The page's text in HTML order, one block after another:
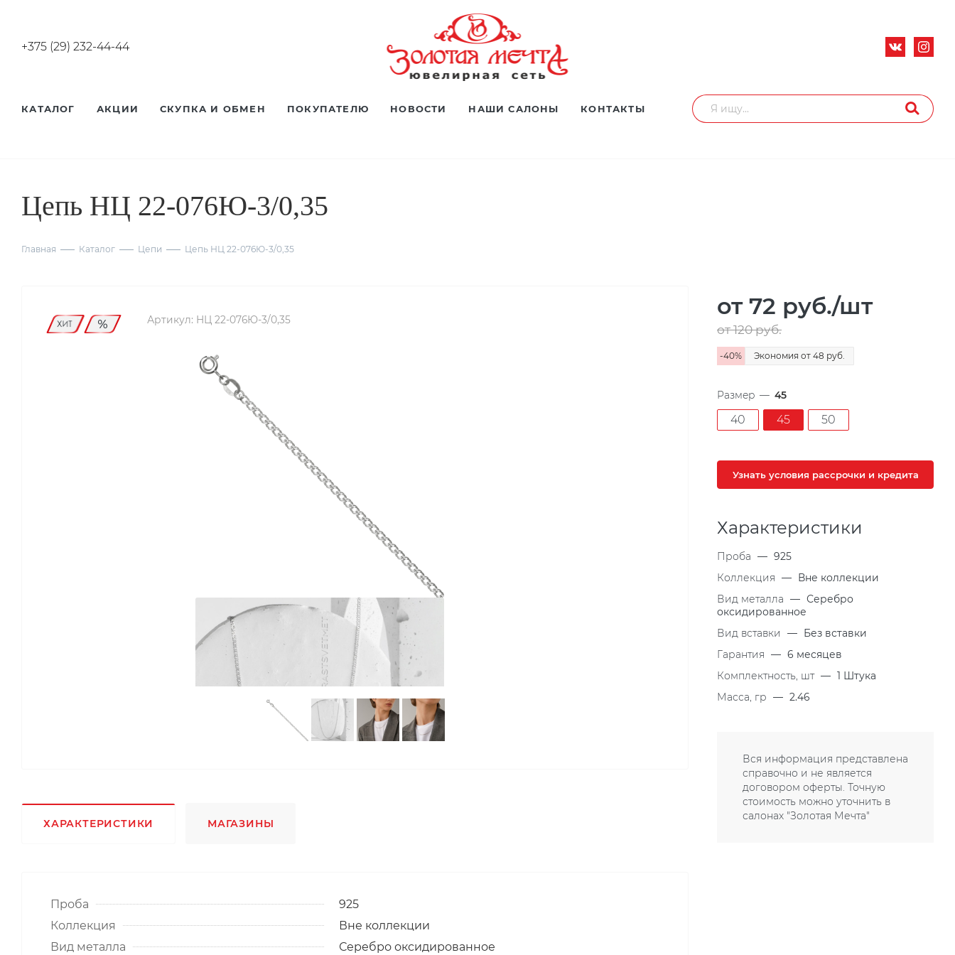
+375 (29) 232-44-44
КАТАЛОГ АКЦИИ СКУПКА И ОБМЕН ПОКУПАТЕЛЮ НОВОСТИ НАШИ САЛОНЫ КОНТАКТЫ
Цепь НЦ 22-076Ю-3/0,35
Главная Каталог Цепи Цепь НЦ 22-076Ю-3/0,35
Артикул: НЦ 22-076Ю-3/0,35
ХАРАКТЕРИСТИКИ МАГАЗИНЫ
Проба
925
Коллекция
Вне коллекции
Вид металла
Серебро оксидированное
от 72 руб./шт
от 120руб.
-40% Экономия от 48 руб.
Размер — 45
40 45 50
Узнать условия рассрочки и кредита
Характеристики
Проба — 925
Коллекция — Вне коллекции
Вид металла — Серебро
оксидированное
Вид вставки
— Без вставки
Гарантия — 6 месяцев
Комплектность, шт — 1 Штука
Масса, гр — 2.46
Вся информация представлена
справочно и не является
договором оферты. Точную
стоимость можно уточнить в
салонах "Золотая Мечта"